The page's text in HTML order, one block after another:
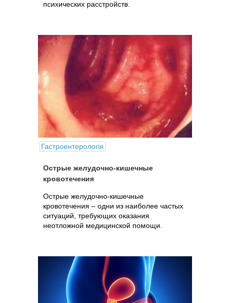
психических расстройств.
Гастроентерологія
Острые желудочно-кишечные
кровотечения
Острые желудочно-кишечные
кровотечения – одни из наиболее частых
ситуаций, требующих оказания
неотложной медицинской помощи.